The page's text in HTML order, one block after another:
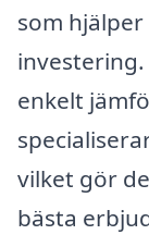
som
enkelt
vilket gör
bästa